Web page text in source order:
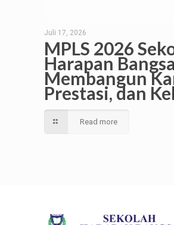
Juli 17, 2026
MPLS 2026
Harapan
Membangun
Prestasi, dan
Read more